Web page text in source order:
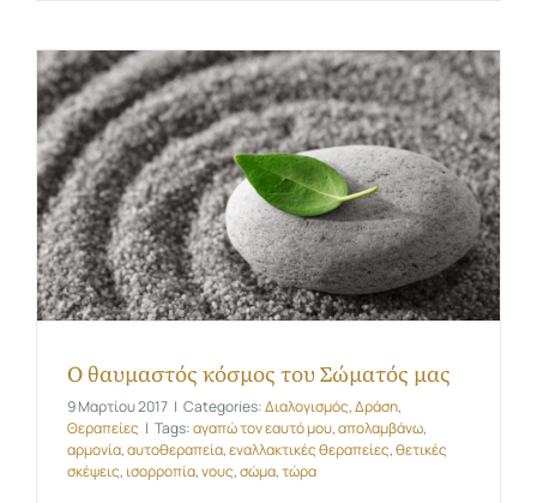
Ο θαυμαστός κόσμος του Σώματός μας
9 Μαρτίου 2017 | Categories:Διαλογισμός,Δράση,
Θεραπείες | Tags:αγαπώ τον εαυτό μου,απολαμβάνω,
αρμονία,αυτοθεραπεία,εναλλακτικές θεραπείες,θετικές
σκέψεις, ισορροπία,νους,σώμα,τώρα